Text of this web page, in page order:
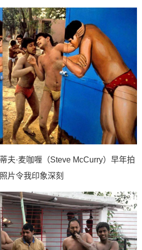
夫·麦咖喱（Steve McCurry）早年拍
片令我印象深刻